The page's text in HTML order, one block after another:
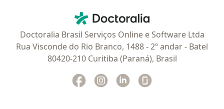
Doctoralia - Homepage
Doctoralia Brasil Serviços Online e Software Ltda
Rua Visconde do Rio Branco, 1488 - 2º andar - Batel
80420-210 Curitiba (Paraná), Brasil
Facebook
abre num novo separador
Instagram
abre num novo separador
Linkedin
abre num novo